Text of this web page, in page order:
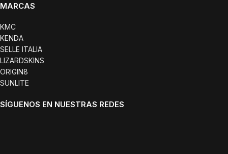
MARCAS
KMC
KENDA
SELLE ITALIA
LIZARDSKINS
ORIGIN8
SUNLITE
SÍGUENOS EN NUESTRAS REDES